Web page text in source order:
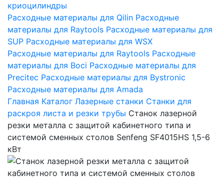
криоцилиндры
Расходные материалы для Qilin Расходные
материалы для Raytools Расходные материалы для
SUP Расходные материалы для WSX
Расходные материалы для Raytools Расходные
материалы для Boci Расходные материалы для
Precitec Расходные материалы для Bystronic
Расходные материалы для Amada
Главная Каталог Лазерные станки Станки для
раскроя листа и резки трубы Станок лазерной
резки металла с защитой кабинетного типа и
системой сменных столов Senfeng SF4015HS 1,5-6
кВт